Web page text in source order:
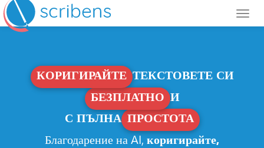
КОРИГИРАЙТЕ ТЕКСТОВЕТЕ СИ
БЕЗПЛАТНО И
С ПЪЛНА ПРОСТОТА
Благодарение на AI, коригирайте,